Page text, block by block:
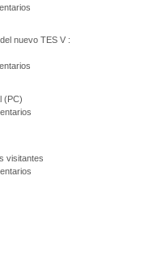
nuevo TES V :
(PC)
visitantes